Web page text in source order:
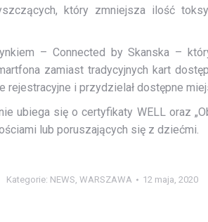
który zmniejsza ilość
– Connected by Skanska –
zamiast tradycyjnych kart
i przydzielał dostępne
ubiega się o certyfikaty WELL oraz
lub poruszających się z dziećmi.
Kategorie: NEWS, WARSZAWA 12 maja, 2020